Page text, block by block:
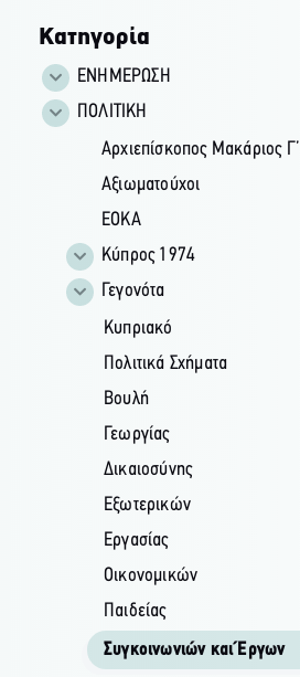
Κατηγορία
ΕΝΗΜΕΡΩΣΗ
ΠΟΛΙΤΙΚΗ
Αρχιεπίσκοπος Μακάριος Γ’
Αξιωματούχοι
ΕΟΚΑ
Κύπρος 1974
Γεγονότα
Κυπριακό
Πολιτικά Σχήματα
Βουλή
Γεωργίας
Δικαιοσύνης
Εξωτερικών
Εργασίας
Οικονομικών
Παιδείας
Συγκοινωνιών και Έργων